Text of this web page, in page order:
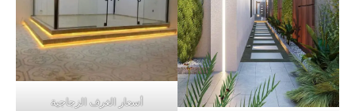
أسعار الغرف الزجاجية